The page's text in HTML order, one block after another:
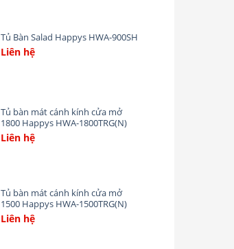
Tủ Bàn Salad Happys HWA-900SH
Liên hệ
Tủ bàn mát cánh kính cửa mở
1800 Happys HWA-1800TRG(N)
Liên hệ
Tủ bàn mát cánh kính cửa mở
1500 Happys HWA-1500TRG(N)
Liên hệ